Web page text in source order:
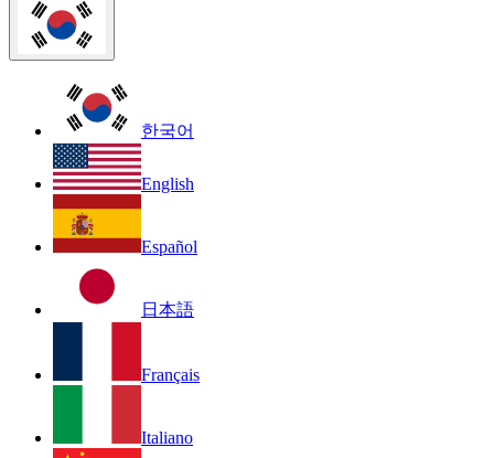
한국어
English
Español
日本語
Français
Italiano